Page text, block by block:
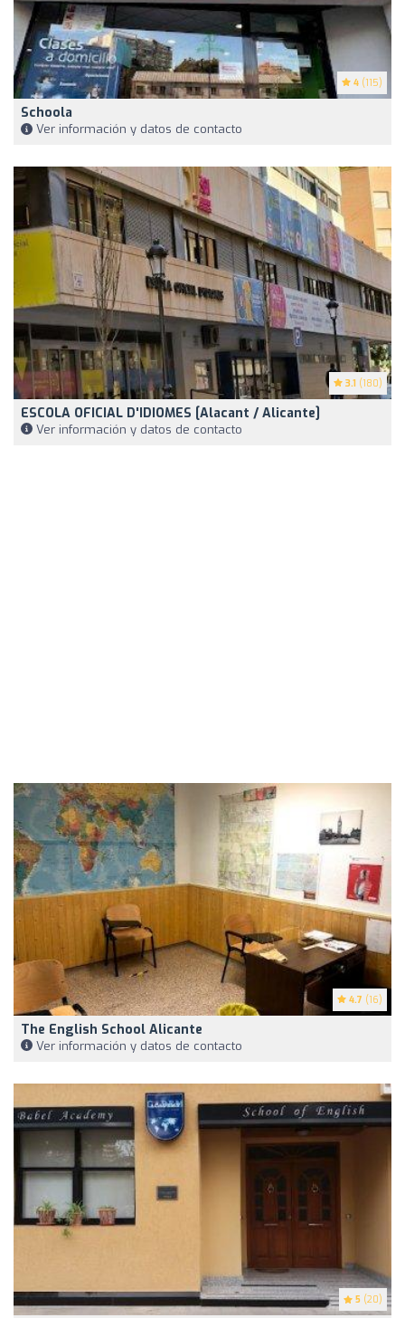
4 (115)
Schoola
Ver información y datos de contacto
3.1 (180)
ESCOLA OFICIAL D'IDIOMES [Alacant / Alicante]
Ver información y datos de contacto
4.7 (16)
The English School Alicante
Ver información y datos de contacto
5 (20)